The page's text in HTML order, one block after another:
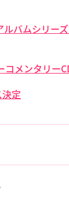
ルバムシリー
メンタリー
定